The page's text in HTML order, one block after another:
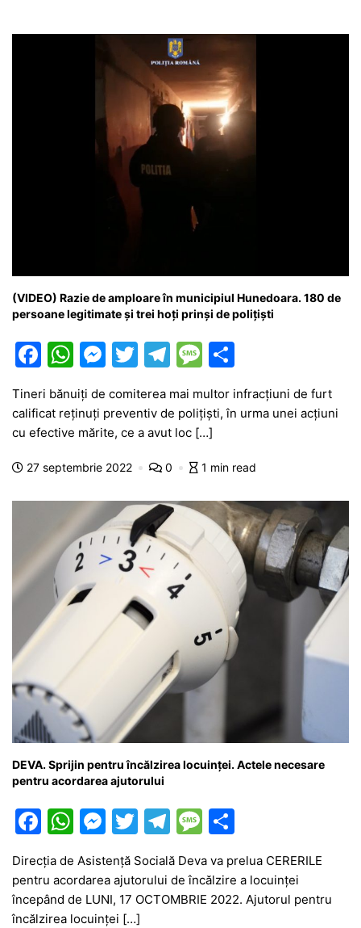
(VIDEO) Razie de amploare în municipiul Hunedoara. 180 de
persoane legitimate și trei hoți prinși de polițiști
F
a
c
e
b
o
o
k
W
h
at
s
A
p
p
M
s
s
e
g
er
T
itt
er
T
el
e
gr
a
m
M
s
s
a
e
ar
ta
a
z
ă
Tineri bănuiți de comiterea mai multor infracţiuni de furt
calificat reţinuţi preventiv de poliţişti, în urma unei acţiuni
cu efective mărite, ce a avut loc […]
27 septembrie 2022 0 1 min read
DEVA. Sprijin pentru încălzirea locuinței. Actele necesare
pentru acordarea ajutorului
F
a
c
e
W
at
s
M
s
s
T
w
itt
er
T
e
gr
M
s
s
ta
je
Direcția de Asistență Socială Deva va prelua CERERILE
pentru acordarea ajutorului de încălzire a locuinței
începând de LUNI, 17 OCTOMBRIE 2022. Ajutorul pentru
încălzirea locuinței […]